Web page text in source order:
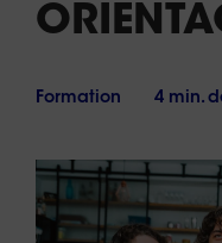
Formation 4 min.